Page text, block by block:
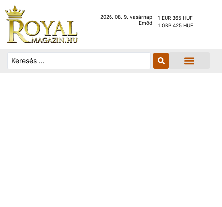
2026. 08. 9. vasárnap
Emőd
1 EUR 365 HUF
1 GBP 425 HUF